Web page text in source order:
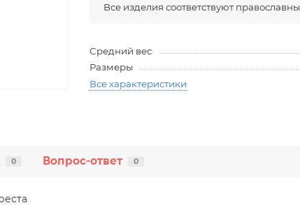
Все изделия соответствуют
Средний вес
Размеры
Все характеристики
0 Вопрос-ответ 0